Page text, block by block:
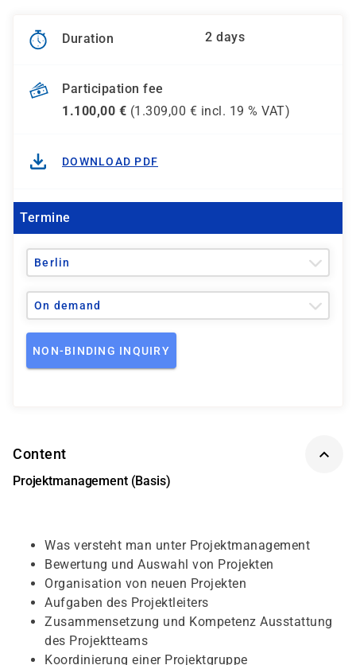
Duration 2 days
Participation fee
1.100,00 € (1.309,00 € incl. 19 % VAT)
DOWNLOAD PDF
Termine
Berlin
On demand
NON-BINDING INQUIRY
Content
Projektmanagement (Basis)
Was versteht man unter Projektmanagement
Bewertung und Auswahl von Projekten
Organisation von neuen Projekten
Aufgaben des Projektleiters
Zusammensetzung und Kompetenz Ausstattung
des Projektteams
Koordinierung einer Projektgruppe